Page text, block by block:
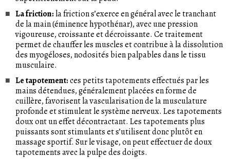
La friction: la friction s’exerce en général avec le tranchant
de la main (éminence hypothénar), avec une pression
vigoureuse, croissante et décroissante. Ce traitement
permet de chauffer les muscles et contribue à la dissolution
des myogéloses, nodosités bien palpables dans le tissu
musculaire.
Le tapotement:ces petits tapotements effectués par les
mains détendues, généralement placées en forme de
cuillère, favorisent la vascularisation de la musculature
profonde et stimulent le système nerveux. Les tapotements
doux ont un effet décontractant. Les tapotements plus
puissants sont stimulants et s’utilisent donc plutôt en
massage sportif. Sur le visage, on peut effectuer de doux
tapotements avec la pulpe des doigts.